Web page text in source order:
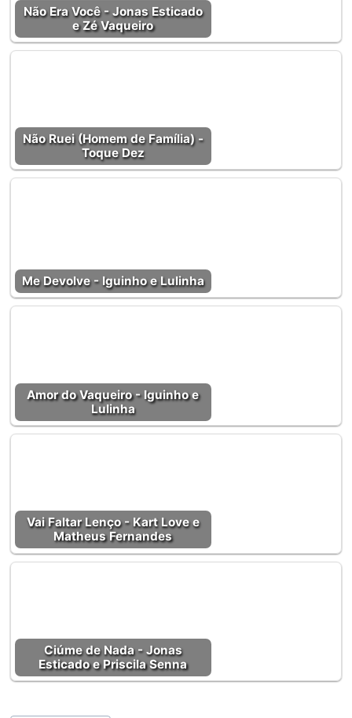
Não Era Você - Jonas Esticado
e Zé Vaqueiro
Não Ruei (Homem de Família) -
Toque Dez
Me Devolve - Iguinho e Lulinha
Amor do Vaqueiro - Iguinho e
Lulinha
Vai Faltar Lenço - Kart Love e
Matheus Fernandes
Ciúme de Nada - Jonas
Esticado e Priscila Senna